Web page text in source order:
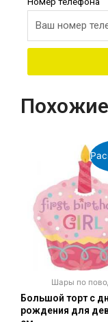
Шары по
Большой торт с
рождения для